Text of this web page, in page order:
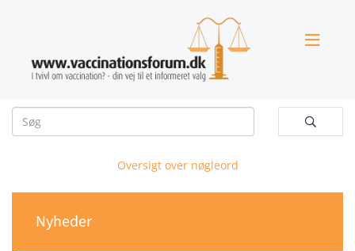


Oversigt over nøgleord
Nyheder